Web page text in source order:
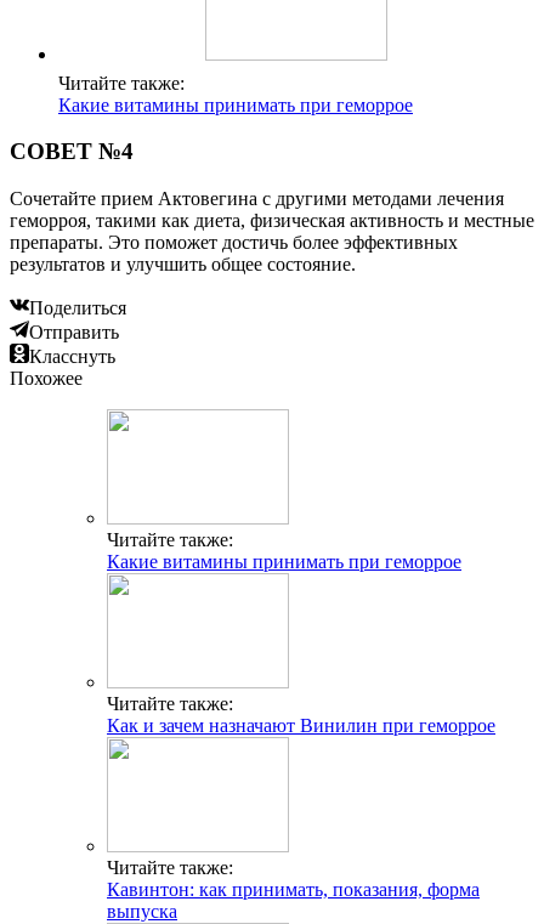
Читайте также:
Какие витамины принимать при геморрое
СОВЕТ №4
Сочетайте прием Актовегина с другими методами лечения
геморроя, такими как диета, физическая активность и местные
препараты. Это поможет достичь более эффективных
результатов и улучшить общее состояние.
Поделиться
Отправить
Класснуть
Похожее
Читайте также:
Какие витамины принимать при геморрое
Читайте также:
Как и зачем назначают Винилин при геморрое
Читайте также:
Кавинтон: как принимать, показания, форма
выпуска